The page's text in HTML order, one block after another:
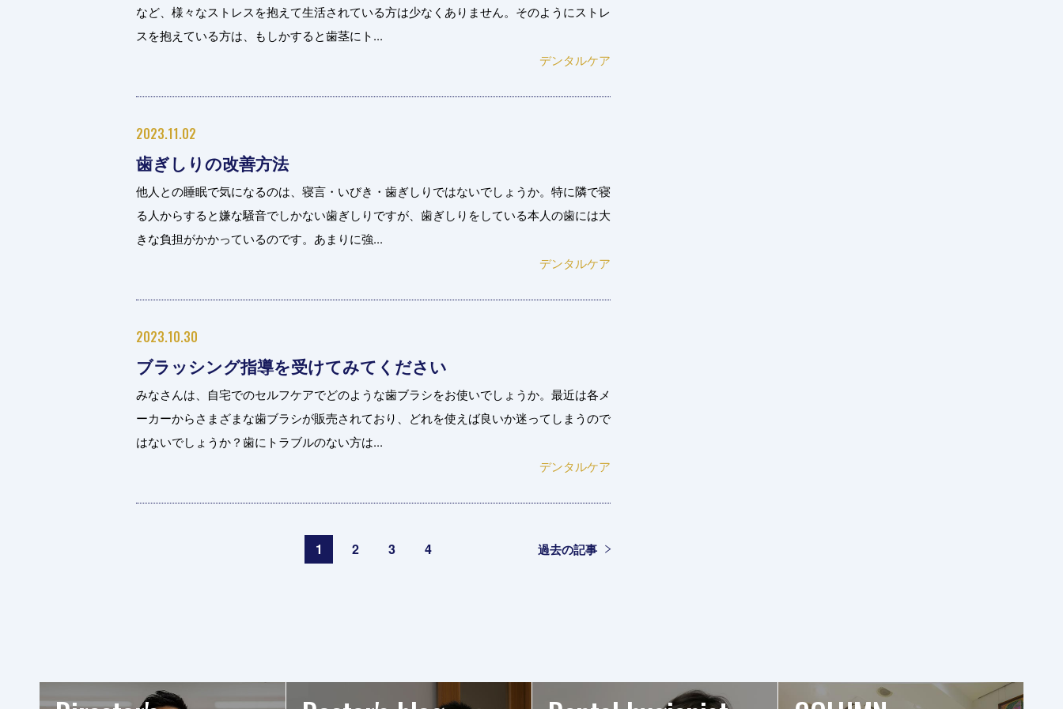
など、様々なストレスを抱えて生活されている方は少なくありません。そのようにストレ
スを抱えている方は、もしかすると歯茎にト...
デンタルケア
2023.11.02
歯ぎしりの改善方法
他人との睡眠で気になるのは、寝言・いびき・歯ぎしりではないでしょうか。特に隣で寝
る人からすると嫌な騒音でしかない歯ぎしりですが、歯ぎしりをしている本人の歯には大
きな負担がかかっているのです。あまりに強...
デンタルケア
2023.10.30
ブラッシング指導を受けてみてください
みなさんは、自宅でのセルフケアでどのような歯ブラシをお使いでしょうか。最近は各メ
ーカーからさまざまな歯ブラシが販売されており、どれを使えば良いか迷ってしまうので
はないでしょうか？歯にトラブルのない方は...
デンタルケア
過去の記事
1 2 3 4